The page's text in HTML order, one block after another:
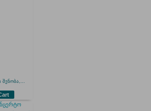
შენობა,...